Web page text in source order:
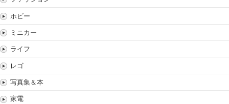
ホビー
ミニカー
ライフ
レゴ
写真集＆本
家電